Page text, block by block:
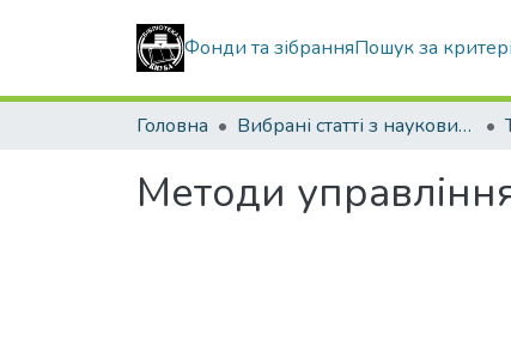
Фонди та зібранняПошук за
Головна Вибрані статті з наукових збірників КНУБА
Методи